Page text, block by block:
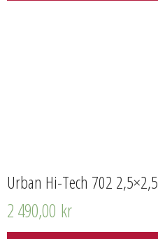
Urban Hi-Tech 702 2,5×2,5
2 490,00 kr